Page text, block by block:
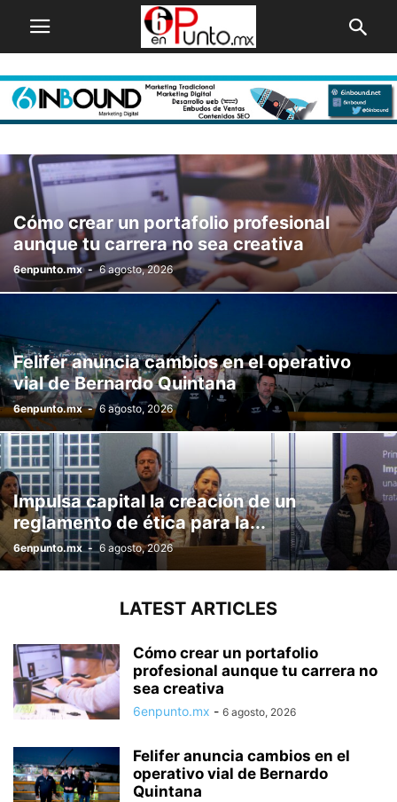
Cómo crear un portafolio profesional
aunque tu carrera no sea creativa
6enpunto.mx - 6 agosto, 2026
Felifer anuncia cambios en el operativo
vial de Bernardo Quintana
6enpunto.mx - 6 agosto, 2026
Impulsa capital la creación de un
reglamento de ética para la...
6enpunto.mx - 6 agosto, 2026
LATEST ARTICLES
Cómo crear un portafolio
profesional aunque tu carrera no
sea creativa
6enpunto.mx - 6 agosto, 2026
Felifer anuncia cambios en el
operativo vial de Bernardo
Quintana